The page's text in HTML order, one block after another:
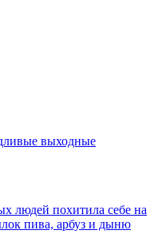
выходные
людей похитила себе на
пива, арбуз и дыню